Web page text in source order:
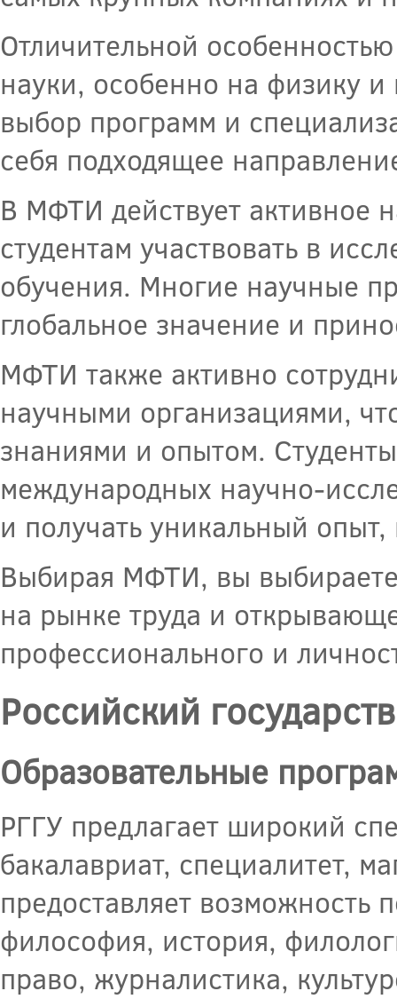
Отличительной
науки, особенно на физику
выбор программ и
себя подходящее
В МФТИ действует активное
студентам участвовать в
обучения. Многие научные
глобальное значение и
МФТИ также активно
научными организациями,
знаниями и опытом.
международных научно-
и получать уникальный
Выбирая МФТИ, вы выбираете
на рынке труда и
профессионального и
Российский
Образовательные
РГГУ предлагает широкий
бакалавриат, специалитет,
предоставляет возможность
философия, история,
право, журналистика,